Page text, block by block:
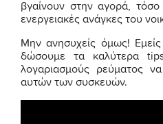
βγαίνουν στην αγορά, τόσο
ενεργειακές ανάγκες του
Μην ανησυχείς όμως!
δώσουμε τα καλύτερα
λογαριασμούς ρεύματος
αυτών των συσκευών.